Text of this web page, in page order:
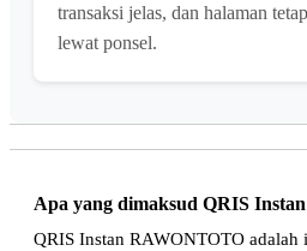
transaksi jelas, dan halaman
lewat ponsel.
Apa yang dimaksud QRIS
QRIS Instan RAWONTOTO